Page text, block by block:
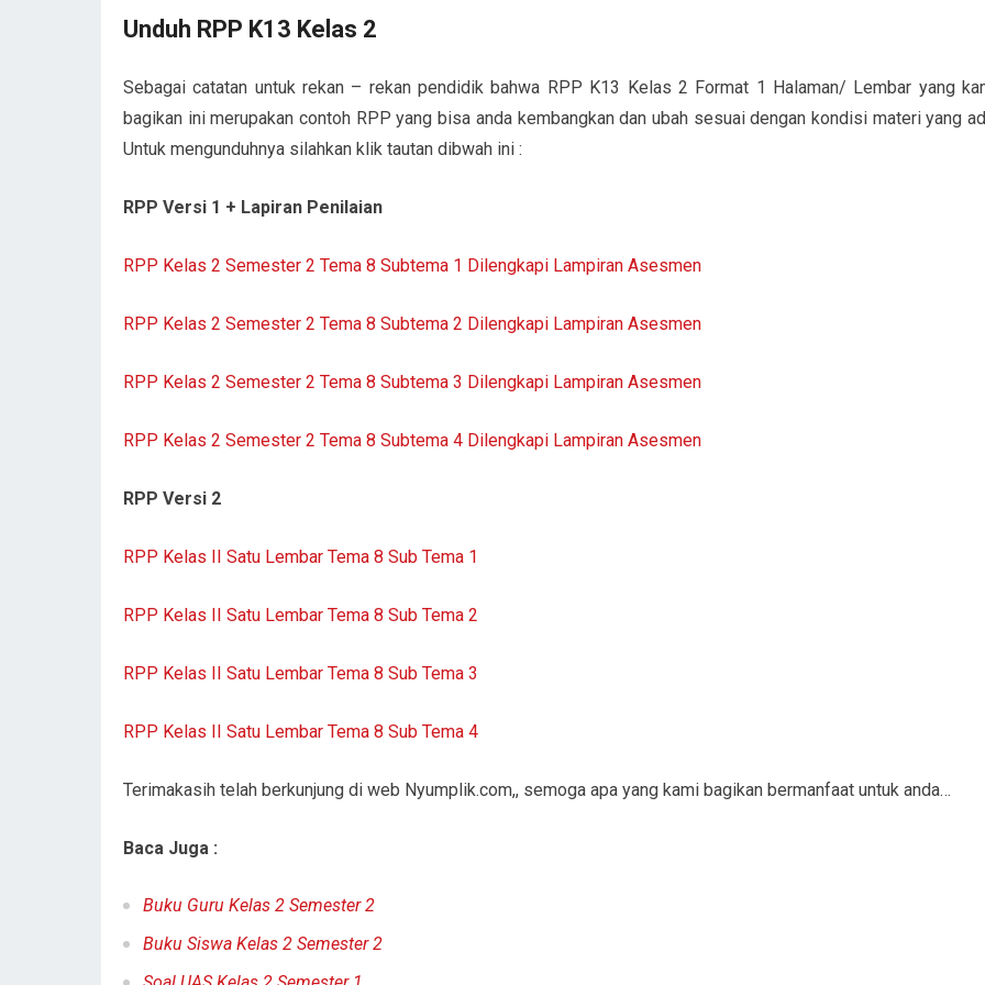
Unduh RPP K13 Kelas 2
Sebagai catatan untuk rekan – rekan pendidik bahwa RPP K13 Kelas 2 Format 1 Halaman/ Lembar yang
bagikan ini merupakan contoh RPP yang bisa anda kembangkan dan ubah sesuai dengan kondisi materi yang
Untuk mengunduhnya silahkan klik tautan dibwah ini :
RPP Versi 1 + Lapiran Penilaian
RPP Kelas 2 Semester 2 Tema 8 Subtema 1 Dilengkapi Lampiran Asesmen
RPP Kelas 2 Semester 2 Tema 8 Subtema 2 Dilengkapi Lampiran Asesmen
RPP Kelas 2 Semester 2 Tema 8 Subtema 3 Dilengkapi Lampiran Asesmen
RPP Kelas 2 Semester 2 Tema 8 Subtema 4 Dilengkapi Lampiran Asesmen
RPP Versi 2
RPP Kelas II Satu Lembar Tema 8 Sub Tema 1
RPP Kelas II Satu Lembar Tema 8 Sub Tema 2
RPP Kelas II Satu Lembar Tema 8 Sub Tema 3
RPP Kelas II Satu Lembar Tema 8 Sub Tema 4
Terimakasih telah berkunjung di web Nyumplik.com,, semoga apa yang kami bagikan bermanfaat untuk anda…
Baca Juga :
Buku Guru Kelas 2 Semester 2
Buku Siswa Kelas 2 Semester 2